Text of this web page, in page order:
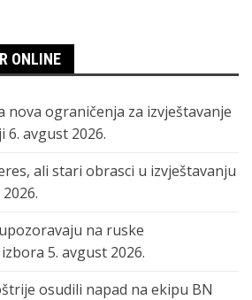
ONLINE
nova ograničenja za izvještavanje
6. avgust 2026.
ali stari obrasci u izvještavanju
na ruske
5. avgust 2026.
osudili napad na ekipu BN